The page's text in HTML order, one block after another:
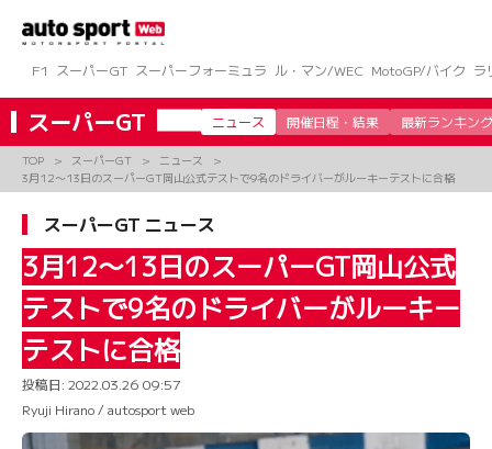
ツ
へ
ス
キ
プ
F1 スーパーGT スーパーフォーミュラ ル・マン/WEC MotoGP/バイク ラ
スーパーGT ニュース 開催日程・結果 最新ランキング
TOP スーパーGT
ニュース
3月12〜13日のスーパーGT岡山公式テストで9名のドライバーがルーキーテストに合格
スーパーGT ニュース
3月12〜13日のスーパーGT岡山公式
テストで9名のドライバーがルーキー
テストに合格
投稿日: 2022.03.26 09:57
Ryuji Hirano / autosport web